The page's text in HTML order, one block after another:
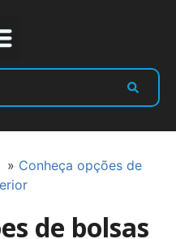
» Conheça opções de
de bolsas